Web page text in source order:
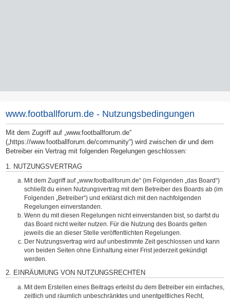
www.footballforum.de - Nutzungsbedingungen
Mit dem Zugriff auf „www.footballforum.de“
(„https://www.footballforum.de/community“) wird zwischen dir und dem
Betreiber ein Vertrag mit folgenden Regelungen geschlossen:
1. NUTZUNGSVERTRAG
Mit dem Zugriff auf „www.footballforum.de“ (im Folgenden „das Board“)
schließt du einen Nutzungsvertrag mit dem Betreiber des Boards ab (im
Folgenden „Betreiber“) und erklärst dich mit den nachfolgenden
Regelungen einverstanden.
Wenn du mit diesen Regelungen nicht einverstanden bist, so darfst du
das Board nicht weiter nutzen. Für die Nutzung des Boards gelten
jeweils die an dieser Stelle veröffentlichten Regelungen.
Der Nutzungsvertrag wird auf unbestimmte Zeit geschlossen und kann
von beiden Seiten ohne Einhaltung einer Frist jederzeit gekündigt
werden.
2. EINRÄUMUNG VON NUTZUNGSRECHTEN
Mit dem Erstellen eines Beitrags erteilst du dem Betreiber ein einfaches,
zeitlich und räumlich unbeschränktes und unentgeltliches Recht,